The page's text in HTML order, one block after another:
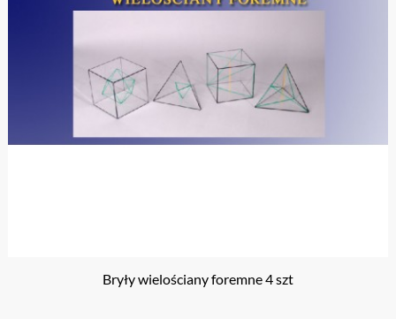
Bryły wielościany foremne 4 szt